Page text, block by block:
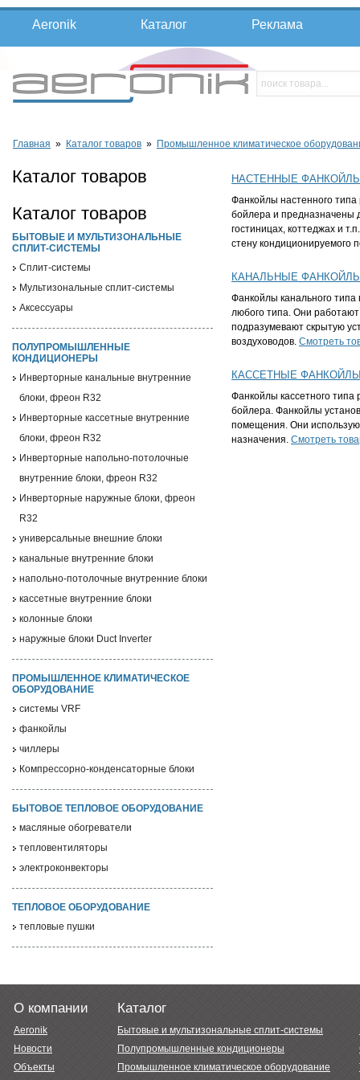
Aeronik Каталог Реклама
Главная » Каталог товаров » Промышленное климатическое
Каталог товаров
Каталог товаров
БЫТОВЫЕ И МУЛЬТИЗОНАЛЬНЫЕ
СПЛИТ-СИСТЕМЫ
Cплит-системы
Мультизональные сплит-системы
Аксессуары
ПОЛУПРОМЫШЛЕННЫЕ
КОНДИЦИОНЕРЫ
Инверторные канальные внутренние
блоки, фреон R32
Инверторные кассетные внутренние
блоки, фреон R32
Инверторные напольно-потолочные
внутренние блоки, фреон R32
Инверторные наружные блоки, фреон
R32
универсальные внешние блоки
канальные внутренние блоки
напольно-потолочные внутренние блоки
кассетные внутренние блоки
колонные блоки
наружные блоки Duct Inverter
ПРОМЫШЛЕННОЕ КЛИМАТИЧЕСКОЕ
ОБОРУДОВАНИЕ
системы VRF
фанкойлы
чиллеры
Компрессорно-конденсаторные блоки
БЫТОВОЕ ТЕПЛОВОЕ ОБОРУДОВАНИЕ
масляные обогреватели
тепловентиляторы
электроконвекторы
ТЕПЛОВОЕ ОБОРУДОВАНИЕ
тепловые пушки
НАСТЕННЫЕ
Фанкойлы настенного
бойлера и предназначены
гостиницах, коттеджах и
стену кондиционируемого
КАНАЛЬНЫЕ
Фанкойлы канального
любого типа. Они
подразумевают скрытую
воздуховодов. Смотреть
КАССЕТНЫЕ
Фанкойлы кассетного
бойлера. Фанкойлы
помещения. Они
назначения. Смотреть
О компании
Aeronik
Новости
Объекты
Каталог
Бытовые и мультизональные сплит-системы
Полупромышленные кондиционеры
Промышленное климатическое оборудование